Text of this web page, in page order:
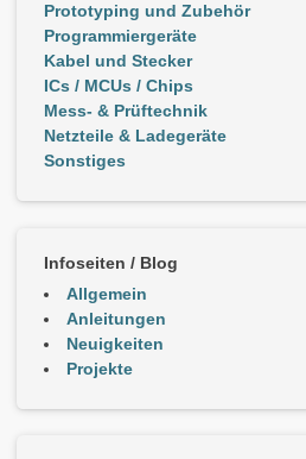
Prototyping und Zubehör
Programmiergeräte
Kabel und Stecker
ICs / MCUs / Chips
Mess- & Prüftechnik
Netzteile & Ladegeräte
Sonstiges
Infoseiten / Blog
Allgemein
Anleitungen
Neuigkeiten
Projekte